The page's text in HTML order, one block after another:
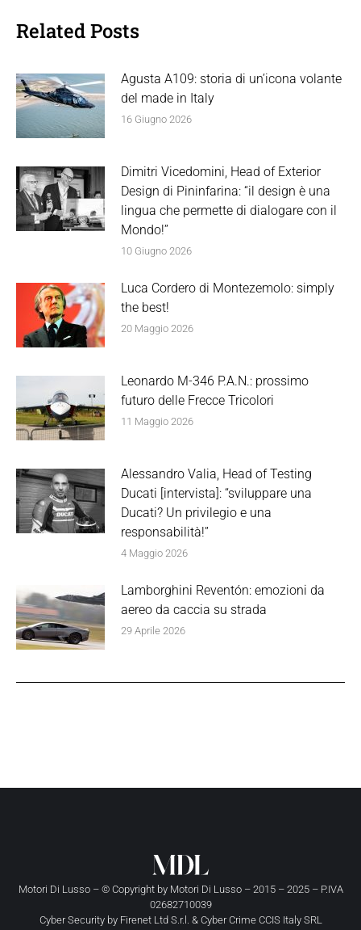
Related Posts
Agusta A109: storia di un’icona volante
del made in Italy
16 Giugno 2026
Dimitri Vicedomini, Head of Exterior
Design di Pininfarina: “il design è una
lingua che permette di dialogare con il
Mondo!”
10 Giugno 2026
Luca Cordero di Montezemolo: simply
the best!
20 Maggio 2026
Leonardo M-346 P.A.N.: prossimo
futuro delle Frecce Tricolori
11 Maggio 2026
Alessandro Valia, Head of Testing
Ducati [intervista]: “sviluppare una
Ducati? Un privilegio e una
responsabilità!”
4 Maggio 2026
Lamborghini Reventón: emozioni da
aereo da caccia su strada
29 Aprile 2026
Motori Di Lusso – © Copyright by Motori Di Lusso– 2015 – 2025 – P.IVA
02682710039
Cyber Security by Firenet Ltd S.r.l. & Cyber Crime CCIS Italy SRL